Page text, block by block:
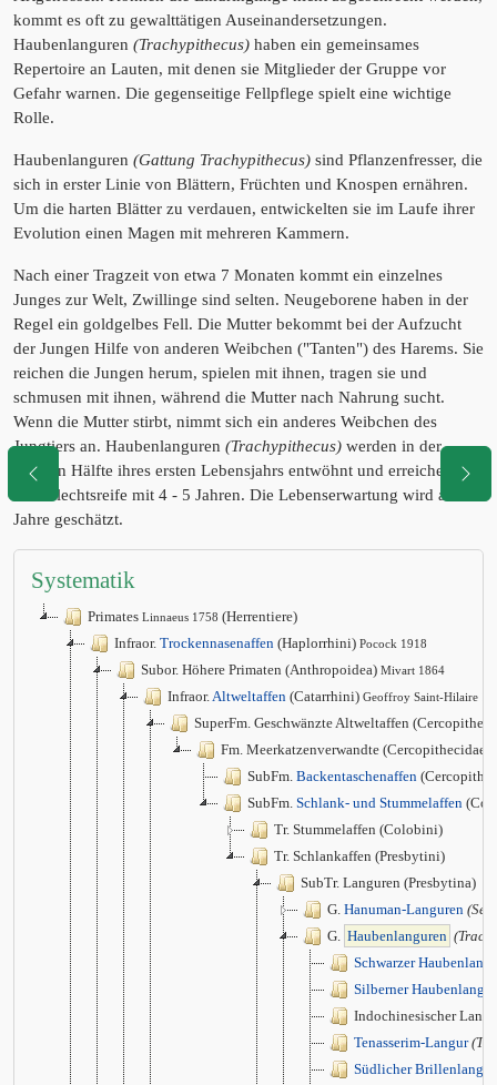
kommt es oft zu gewalttätigen Auseinandersetzungen.
Haubenlanguren (Trachypithecus) haben ein gemeinsames
Repertoire an Lauten, mit denen sie Mitglieder der Gruppe vor
Gefahr warnen. Die gegenseitige Fellpflege spielt eine wichtige
Rolle.
Haubenlanguren (Gattung Trachypithecus) sind Pflanzenfresser, die
sich in erster Linie von Blättern, Früchten und Knospen ernähren.
Um die harten Blätter zu verdauen, entwickelten sie im Laufe ihrer
Evolution einen Magen mit mehreren Kammern.
Nach einer Tragzeit von etwa 7 Monaten kommt ein einzelnes
Junges zur Welt, Zwillinge sind selten. Neugeborene haben in der
Regel ein goldgelbes Fell. Die Mutter bekommt bei der Aufzucht
der Jungen Hilfe von anderen Weibchen ("Tanten") des Harems. Sie
reichen die Jungen herum, spielen mit ihnen, tragen sie und
schmusen mit ihnen, während die Mutter nach Nahrung sucht.
Wenn die Mutter stirbt, nimmt sich ein anderes Weibchen des
Jungtiers an. Haubenlanguren (Trachypithecus) werden in der
zweiten Hälfte ihres ersten Lebensjahrs entwöhnt und erreichen die
Geschlechtsreife mit 4 - 5 Jahren. Die Lebenserwartung wird auf 20
Jahre geschätzt.
Systematik
Primates Linnaeus 1758 (Herrentiere)
Infraor. Trockennasenaffen (Haplorrhini) Pocock 1918
Subor. Höhere Primaten (Anthropoidea) Mivart 1864
Infraor. Altweltaffen (Catarrhini) Geoffroy Saint-Hilaire
SuperFm. Geschwänzte Altweltaffen
Fm. Meerkatzenverwandte (Cercopithecidae)
SubFm. Backentaschenaffen
SubFm. Schlank- und Stummelaffen
Tr. Stummelaffen (Colobini)
Tr. Schlankaffen (Presbytini)
SubTr. Languren (Presbytina)
G. Hanuman-Languren
G. Haubenlanguren
Schwarzer
Silberner Haubenlangur
Indochinesischer
Tenasserim-Langur (T.
Südlicher Brillenlangur